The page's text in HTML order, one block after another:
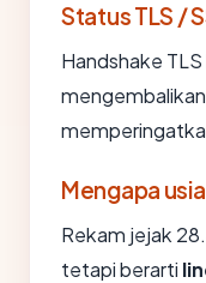
Status TLS /
Handshake
Mengapa
Rekam jejak
tetapi berarti